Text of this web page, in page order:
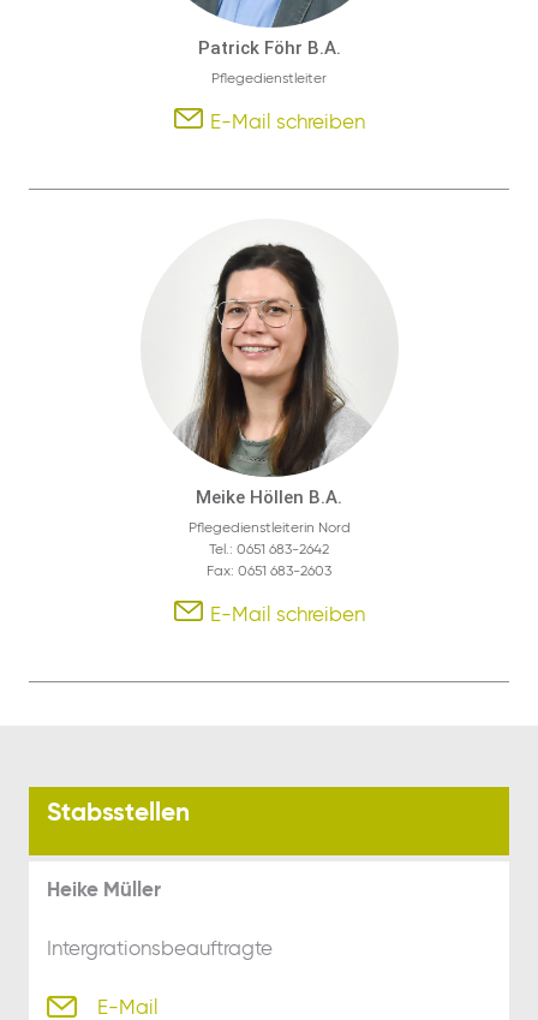
Patrick Föhr B.A.
Pflegedienstleiter
E-Mail schreiben
Meike Höllen B.A.
Pflegedienstleiterin Nord
Tel.: 0651 683-2642
Fax: 0651 683-2603
E-Mail schreiben
Stabsstellen
Heike Müller
Intergrationsbeauftragte
E-Mail